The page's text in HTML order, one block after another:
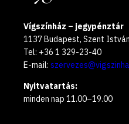
Vígszínház – jegypénztár
1137 Budapest, Szent
Tel: +36 1 329-23-40
E-mail:
Nyitvatartás:
minden nap 11.00–19.00